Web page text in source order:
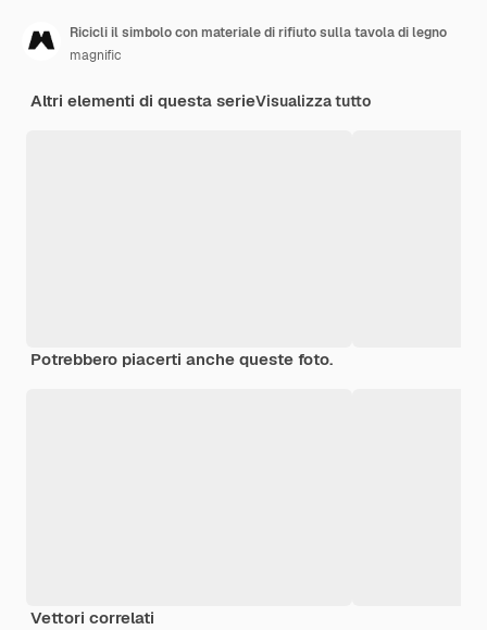
Ricicli il simbolo con materiale di rifiuto sulla tavola di legno
magnific
Altri elementi di questa serieVisualizza tutto
Potrebbero piacerti anche queste foto.
Vettori correlati